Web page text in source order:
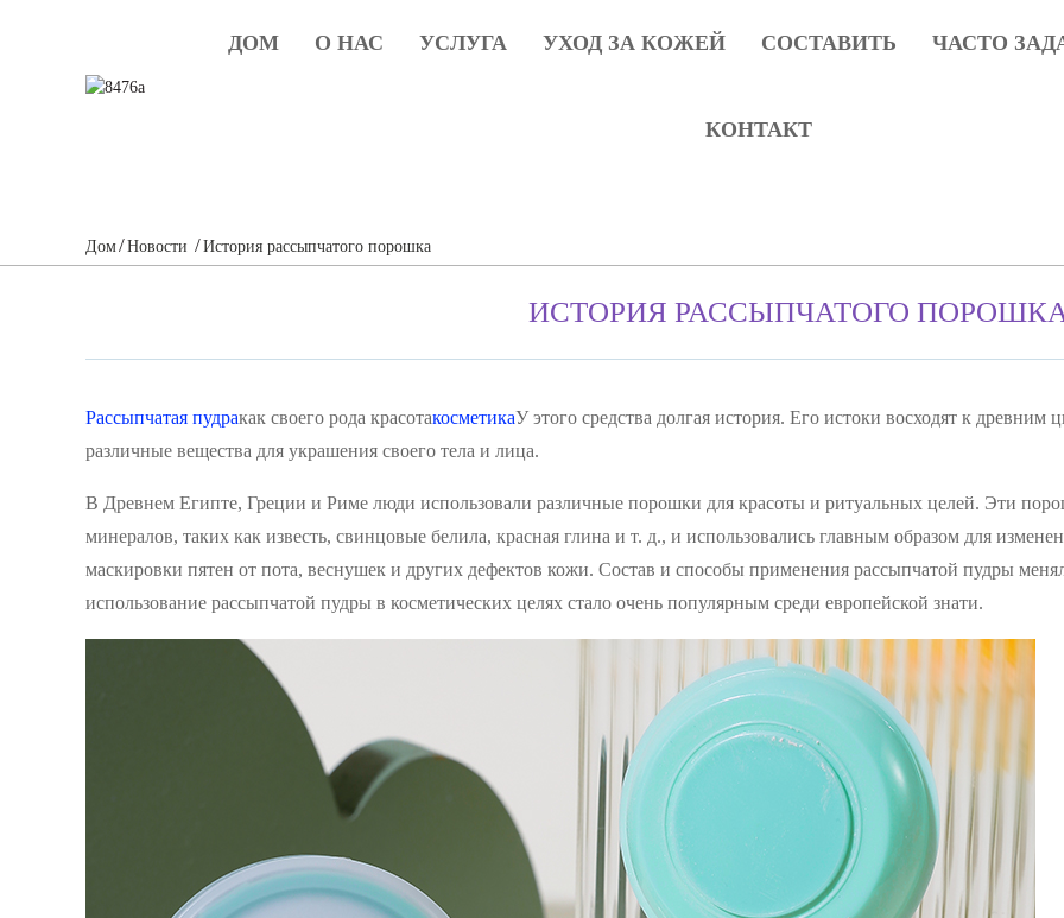
ДОМ О НАС УСЛУГА УХОД ЗА КОЖЕЙ СОСТАВИТЬ ЧАСТО
КОНТАКТ
Дом Новости История рассыпчатого порошка
ИСТОРИЯ РАССЫПЧАТОГО
Рассыпчатая пудракак своего рода красотакосметикаУ этого средства долгая история. Его истоки восходят к древним
различные вещества для украшения своего тела и лица.
В Древнем Египте, Греции и Риме люди использовали различные порошки для красоты и ритуальных целей. Эти
минералов, таких как известь, свинцовые белила, красная глина и т. д., и использовались главным образом для
маскировки пятен от пота, веснушек и других дефектов кожи. Состав и способы применения рассыпчатой ​​пудры
использование рассыпчатой ​​пудры в косметических целях стало очень популярным среди европейской знати.